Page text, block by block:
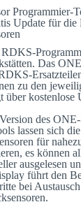
Programmier-
Update für
RDKS-
Das
zu den
über kostenlose
des
lassen sich
für
es können
ausgelesen
führt den
bei